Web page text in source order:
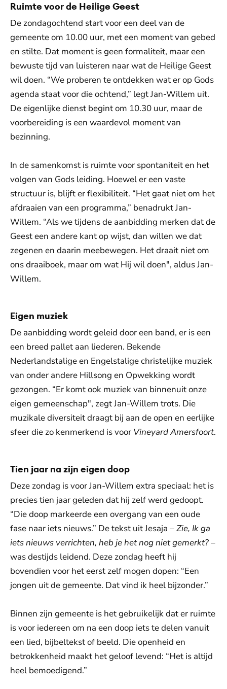
Ruimte voor de Heilige Geest
De zondagochtend start voor een deel van de
gemeente om 10.00 uur, met een moment van gebed
en stilte. Dat moment is geen formaliteit, maar een
bewuste tijd van luisteren naar wat de Heilige Geest
wil doen. “We proberen te ontdekken wat er op Gods
agenda staat voor die ochtend,” legt Jan-Willem uit.
De eigenlijke dienst begint om 10.30 uur, maar de
voorbereiding is een waardevol moment van
bezinning.
In de samenkomst is ruimte voor spontaniteit en het
volgen van Gods leiding. Hoewel er een vaste
structuur is, blijft er flexibiliteit. “Het gaat niet om het
afdraaien van een programma,” benadrukt Jan-
Willem. “Als we tijdens de aanbidding merken dat de
Geest een andere kant op wijst, dan willen we dat
zegenen en daarin meebewegen. Het draait niet om
ons draaiboek, maar om wat Hij wil doen", aldus Jan-
Willem.
Eigen muziek
De aanbidding wordt geleid door een band, er is een
een breed pallet aan liederen. Bekende
Nederlandstalige en Engelstalige christelijke muziek
van onder andere Hillsong en Opwekking wordt
gezongen. “Er komt ook muziek van binnenuit onze
eigen gemeenschap", zegt Jan-Willem trots. Die
muzikale diversiteit draagt bij aan de open en eerlijke
sfeer die zo kenmerkend is voor Vineyard Amersfoort.
Tien jaar na zijn eigen doop
Deze zondag is voor Jan-Willem extra speciaal: het is
precies tien jaar geleden dat hij zelf werd gedoopt.
“Die doop markeerde een overgang van een oude
fase naar iets nieuws.” De tekst uit Jesaja –Zie, Ik ga
iets nieuws verrichten, heb je het nog niet gemerkt?–
was destijds leidend. Deze zondag heeft hij
bovendien voor het eerst zelf mogen dopen: “Een
jongen uit de gemeente. Dat vind ik heel bijzonder.”
Binnen zijn gemeente is het gebruikelijk dat er ruimte
is voor iedereen om na een doop iets te delen vanuit
een lied, bijbeltekst of beeld. Die openheid en
betrokkenheid maakt het geloof levend: “Het is altijd
heel bemoedigend.”